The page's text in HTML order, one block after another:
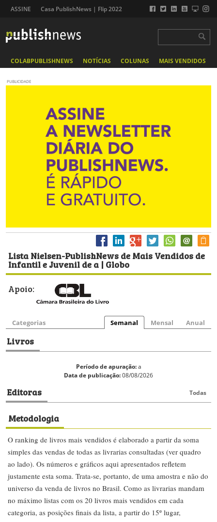
ASSINE Casa PublishNews | Flip 2022
COLABPUBLISHNEWS NOTÍCIAS COLUNAS MAIS VENDIDOS
PUBLICIDADE
Lista Nielsen-PublishNews de Mais Vendidos de
Infantil e Juvenil de a | Globo
Apoio:
Categorias Semanal Mensal Anual
Livros
Período de apuração:a
Data de publicação:08/08/2026
Editoras Todas
Metodologia
O ranking de livros mais vendidos é elaborado a partir da soma
simples das vendas de todas as livrarias consultadas (ver quadro
ao lado). Os números e gráficos aqui apresentados refletem
justamente esta soma. Trata-se, portanto, de uma amostra e não do
universo da venda de livros no Brasil. Como as livrarias mandam
no máximo listas com os 20 livros mais vendidos em cada
categoria, as posições finais da lista, a partir do 15º lugar,